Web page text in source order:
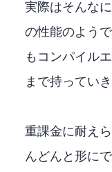
実際Qwen3.5-35B-
の性能のよう
もコンパイル
まで持ってい
重課金に耐え
んどんと形に